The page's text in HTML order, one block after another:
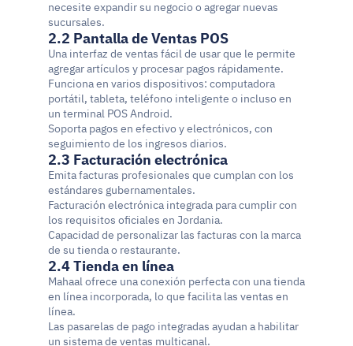
necesite expandir su negocio o agregar nuevas
sucursales.
2.2 Pantalla de Ventas POS
Una interfaz de ventas fácil de usar que le permite
agregar artículos y procesar pagos rápidamente.
Funciona en varios dispositivos: computadora
portátil, tableta, teléfono inteligente o incluso en
un terminal POS Android.
Soporta pagos en efectivo y electrónicos, con
seguimiento de los ingresos diarios.
2.3 Facturación electrónica
Emita facturas profesionales que cumplan con los
estándares gubernamentales.
Facturación electrónica integrada para cumplir con
los requisitos oficiales en Jordania.
Capacidad de personalizar las facturas con la marca
de su tienda o restaurante.
2.4 Tienda en línea
Mahaal ofrece una conexión perfecta con una tienda
en línea incorporada, lo que facilita las ventas en
línea.
Las pasarelas de pago integradas ayudan a habilitar
un sistema de ventas multicanal.